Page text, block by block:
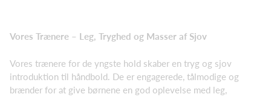
Vores Trænere – Leg, Tryghed og Masser af Sjov
Vores trænere for de yngste hold skaber en tryg og sjov
introduktion til håndbold. De er engagerede, tålmodige og
brænder for at give børnene en god oplevelse med leg,